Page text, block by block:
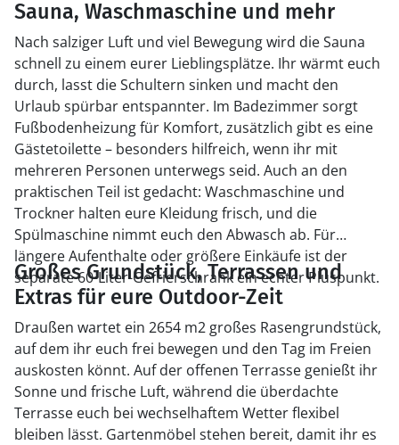
Sauna, Waschmaschine und mehr
Nach salziger Luft und viel Bewegung wird die Sauna
schnell zu einem eurer Lieblingsplätze. Ihr wärmt euch
durch, lasst die Schultern sinken und macht den
Urlaub spürbar entspannter. Im Badezimmer sorgt
Fußbodenheizung für Komfort, zusätzlich gibt es eine
Gästetoilette – besonders hilfreich, wenn ihr mit
mehreren Personen unterwegs seid. Auch an den
praktischen Teil ist gedacht: Waschmaschine und
Trockner halten eure Kleidung frisch, und die
Spülmaschine nimmt euch den Abwasch ab. Für
längere Aufenthalte oder größere Einkäufe ist der
separate 60-Liter-Gefrierschrank ein echter Pluspunkt.
Großes Grundstück, Terrassen und
Extras für eure Outdoor-Zeit
Draußen wartet ein 2654 m2 großes Rasengrundstück,
auf dem ihr euch frei bewegen und den Tag im Freien
auskosten könnt. Auf der offenen Terrasse genießt ihr
Sonne und frische Luft, während die überdachte
Terrasse euch bei wechselhaftem Wetter flexibel
bleiben lässt. Gartenmöbel stehen bereit, damit ihr es